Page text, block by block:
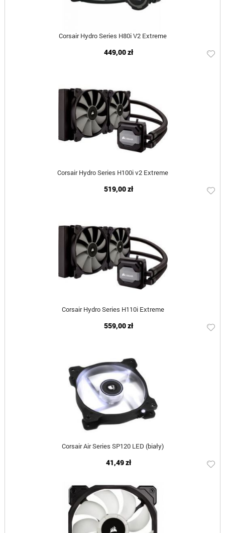
Corsair Hydro Series H80i V2 Extreme
449,00 zł
Corsair Hydro Series H100i v2 Extreme
519,00 zł
Corsair Hydro Series H110i Extreme
559,00 zł
Corsair Air Series SP120 LED (biały)
41,49 zł